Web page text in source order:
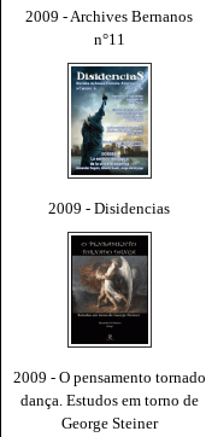
2009 - Archives Bernanos
n°11
2009 - Disidencias
2009 - O pensamento tornado
dança. Estudos em torno de
George Steiner